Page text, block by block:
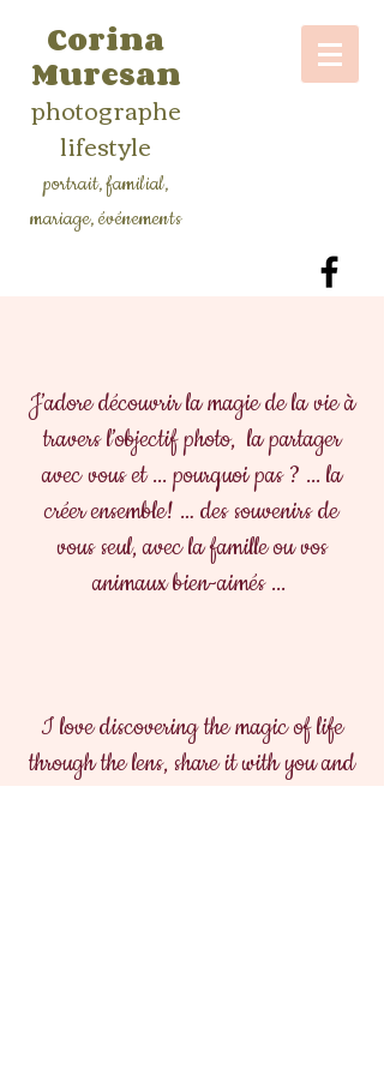
Corina
Muresan
photographe
lifestyle
portrait, familial,
mariage, événements
J’adore découvrir la magie de la vie à
travers l’objectif photo, la partager
avec vous et ... pourquoi pas ? ... la
créer ensemble! … des souvenirs de
vous seul, avec la famille ou vos
animaux bien-aimés ...
I love discovering the magic of life
through the lens, share it with you and